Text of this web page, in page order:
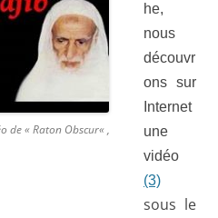
de «Raton Obscur« ,
he,
nous
découvr
ons sur
Internet
une
vidéo
(3)
sous le